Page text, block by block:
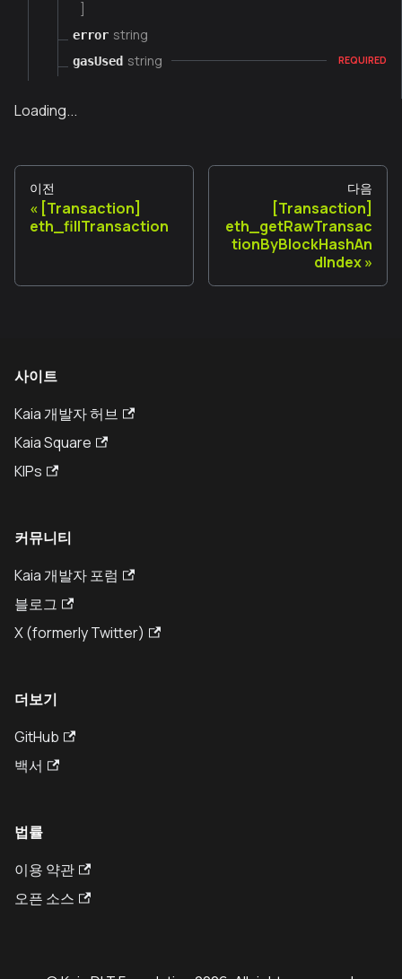
error string
gasUsed string REQUIRED
Loading...
이전
[Transaction]
eth_fillTransaction
다음
[Transaction]
eth_getRawTransac
tionByBlockHashAn
dIndex
사이트
Kaia 개발자 허브
Kaia Square
KIPs
커뮤니티
Kaia 개발자 포럼
블로그
X (formerly Twitter)
더보기
GitHub
백서
법률
이용 약관
오픈 소스